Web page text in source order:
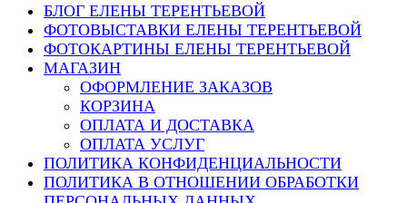
БЛОГ ЕЛЕНЫ ТЕРЕНТЬЕВОЙ
ФОТОВЫСТАВКИ ЕЛЕНЫ ТЕРЕНТЬЕВОЙ
ФОТОКАРТИНЫ ЕЛЕНЫ ТЕРЕНТЬЕВОЙ
МАГАЗИН
ОФОРМЛЕНИЕ ЗАКАЗОВ
КОРЗИНА
ОПЛАТА И ДОСТАВКА
ОПЛАТА УСЛУГ
ПОЛИТИКА КОНФИДЕНЦИАЛЬНОСТИ
ПОЛИТИКА В ОТНОШЕНИИ ОБРАБОТКИ